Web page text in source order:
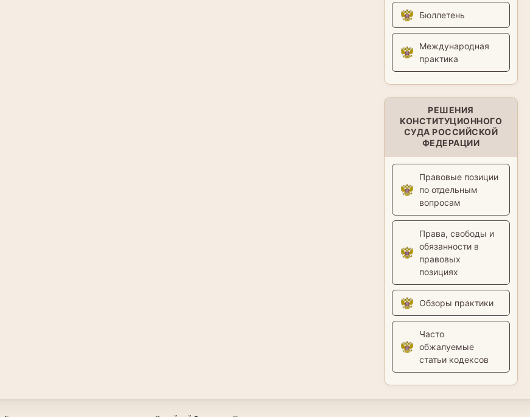
Бюллетень
Международная
практика
РЕШЕНИЯ
КОНСТИТУЦИОННОГО
СУДА РОССИЙСКОЙ
ФЕДЕРАЦИИ
Правовые позиции
по отдельным
вопросам
Права, свободы и
обязанности в
правовых
позициях
Обзоры практики
Часто
обжалуемые
статьи кодексов